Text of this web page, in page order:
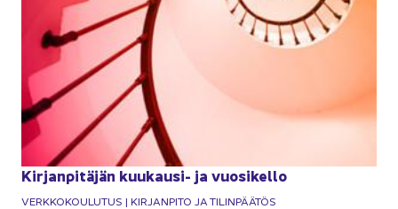
Kir­jan­pi­tä­jän kuukausi-​ ja vuo­si­kel­lo
VERK­KO­KOU­LU­TUS | KIR­JAN­PI­TO JA TI­LIN­PÄÄ­TÖS